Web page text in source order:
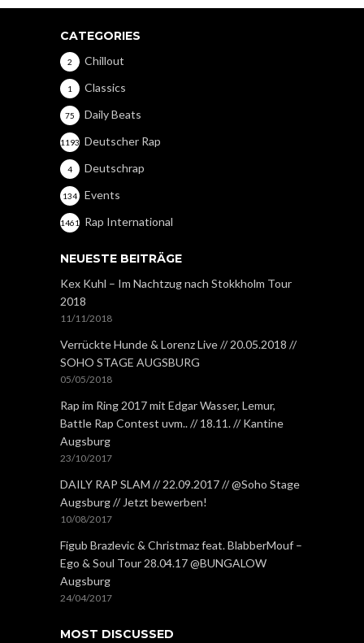
CATEGORIES
Chillout
2
Classics
1
Daily Beats
75
Deutscher Rap
1193
Deutschrap
4
Events
134
Rap International
1461
NEUESTE BEITRÄGE
Kex Kuhl – Im Nachtzug nach Stokkholm Tour
2018
11/11/2018
Verrückte Hunde & Lorenz Live // 20.05.2018 //
SOHO STAGE AUGSBURG
05/05/2018
Rap im Ring 2017 mit Edgar Wasser, Lemur,
Battle Rap Contest uvm.. // 18.11. // Kantine
Augsburg
23/10/2017
DAILY RAP SLAM // 22.09.2017 // @Soho Stage
Augsburg // Jetzt bewerben!
10/08/2017
Figub Brazlevic & Christmaz feat. BlabberMouf –
Ego & Soul Tour 28.04.17 @BUNGALOW
Augsburg
24/04/2017
MOST DISCUSSED